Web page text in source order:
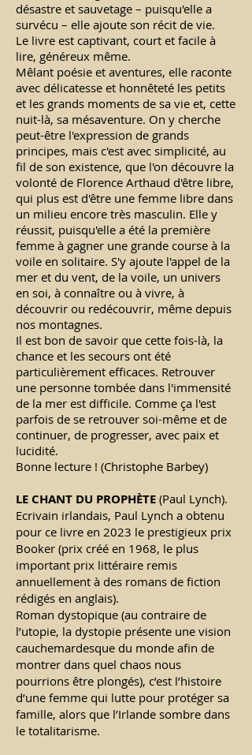
désastre et sauvetage – puisqu'elle a
survécu – elle ajoute son récit de vie.
Le livre est captivant, court et facile à
lire, généreux même.
Mêlant poésie et aventures, elle raconte
avec délicatesse et honnêteté les petits
et les grands moments de sa vie et, cette
nuit-là, sa mésaventure. On y cherche
peut-être l'ex­pression de grands
principes, mais c'est avec simplicité, au
fil de son existence, que l'on dé­couvre la
volonté de Florence Arthaud d'être libre,
qui plus est d'être une femme libre dans
un milieu encore très masculin. Elle y
réussit, puisqu'elle a été la première
femme à gagner une grande course à la
voile en solitaire. S'y ajoute l'appel de la
mer et du vent, de la voile, un univers
en soi, à connaître ou à vivre, à
découvrir ou redécouvrir, même depuis
nos montagnes.
Il est bon de savoir que cette fois-là, la
chance et les secours ont été
particulière­ment efficaces. Retrouver
une personne tom­bée dans l'immensité
de la mer est difficile. Comme ça l'est
parfois de se retrouver soi-même et de
continuer, de progresser, avec paix et
lucidité.
Bonne lecture ! (Christophe Barbey)
LE CHANT DU PROPHÈTE (Paul Lynch).
Ecrivain irlandais, Paul Lynch a obtenu
pour ce livre en 2023 le prestigieux prix
Booker (prix créé en 1968, le plus
important prix littéraire remis
annuellement à des romans de fiction
rédigés en anglais).
Roman dystopique (au contraire de
l’utopie, la dystopie présente une vision
cauchemardesque du monde afin de
montrer dans quel chaos nous
pourrions être plongés), c’est l’histoire
d’une femme qui lutte pour protéger sa
famille, alors que l’Irlande sombre dans
le totalitarisme.